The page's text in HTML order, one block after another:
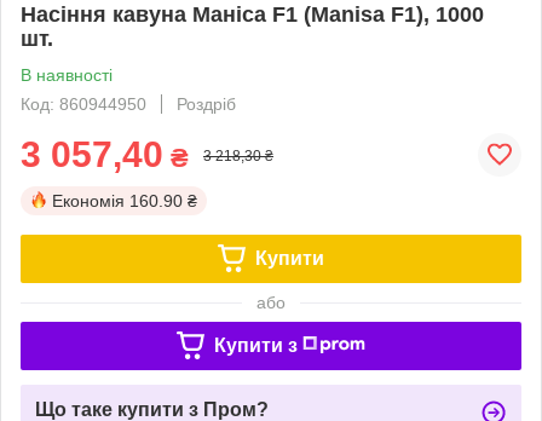
Насіння кавуна Маніса F1 (Manisa F1), 1000
шт.
В наявності
Код: 860944950
Роздріб
3 057,40 ₴ 3 218,30 ₴
Економія 160.90 ₴
Купити
або
Купити з
Що таке купити з Пром?